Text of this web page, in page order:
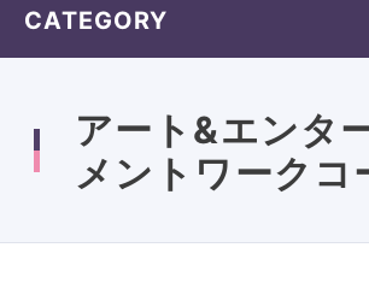
CATEGORY
アート&エンタ
メントワークコ